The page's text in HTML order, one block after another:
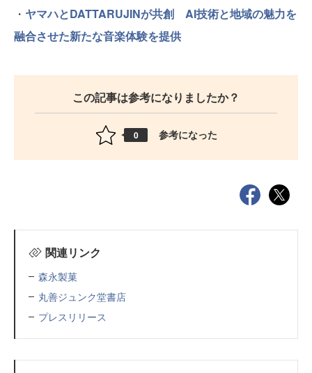
・ ヤマハとDATTARUJINが共創 AI技術と地域の魅力を
融合させた新たな音楽体験を提供
この記事は参考になりましたか？
0 参考になった
関連リンク
森永製菓
丸善ジュンク堂書店
プレスリリース